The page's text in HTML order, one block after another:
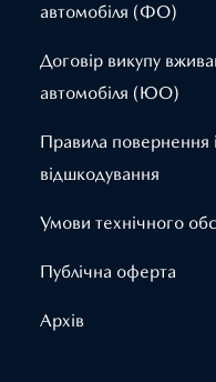
автомобіля (ФО)
Договір викупу
автомобіля (ЮО)
Правила повернення і
відшкодування
Умови технічного
Публічна оферта
Архів